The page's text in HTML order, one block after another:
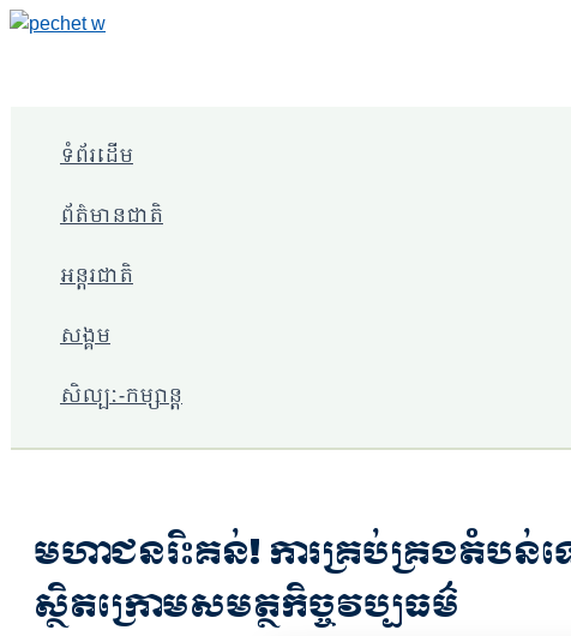
Skip
ទំព័រដើម
ព័ត៌មានជាតិ
អន្តរជាតិ
សង្គម
សិល្បៈ-កម្សាន្ត
មហាជនរិះគន់! ការគ្រប់គ្រងតំបន់
ស្ថិតក្រោមសមត្ថកិច្ចវប្បធម៌